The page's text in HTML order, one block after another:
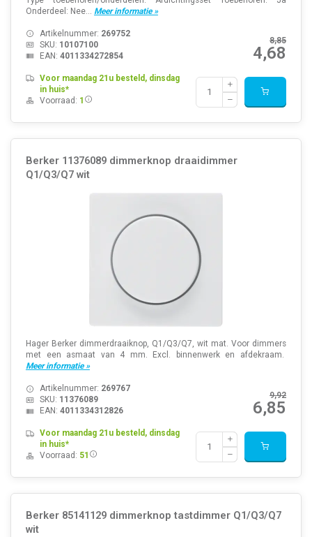
Onderdeel: Nee... Meer informatie »
8,85
4,68
Artikelnummer: 269752
SKU: 10107100
EAN: 4011334272854
Voor maandag 21u besteld, dinsdag
in huis*
Voorraad: 1
Berker 11376089 dimmerknop draaidimmer
Q1/Q3/Q7 wit
Hager Berker dimmerdraaiknop, Q1/Q3/Q7, wit mat. Voor dimmers
met een asmaat van 4 mm. Excl. binnenwerk en afdekraam.
Meer informatie »
9,92
6,85
Artikelnummer: 269767
SKU: 11376089
EAN: 4011334312826
Voor maandag 21u besteld, dinsdag
in huis*
Voorraad: 51
Berker 85141129 dimmerknop tastdimmer Q1/Q3/Q7
wit